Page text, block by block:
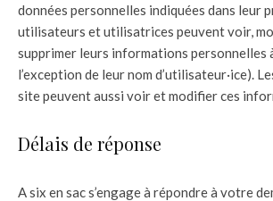
données personnelles indiquées dans leur
utilisateurs et utilisatrices peuvent voir,
supprimer leurs informations personnelles
l’exception de leur nom d’utilisateur·ice).
site peuvent aussi voir et modifier ces
Délais de réponse
A six en sac s’engage à répondre à votre